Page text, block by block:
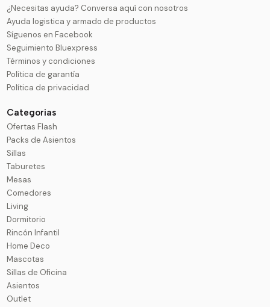
¿Necesitas ayuda? Conversa aquí con nosotros
Ayuda logistica y armado de productos
Síguenos en Facebook
Seguimiento Bluexpress
Términos y condiciones
Política de garantía
Política de privacidad
Categorias
Ofertas Flash
Packs de Asientos
Sillas
Taburetes
Mesas
Comedores
Living
Dormitorio
Rincón Infantil
Home Deco
Mascotas
Sillas de Oficina
Asientos
Outlet